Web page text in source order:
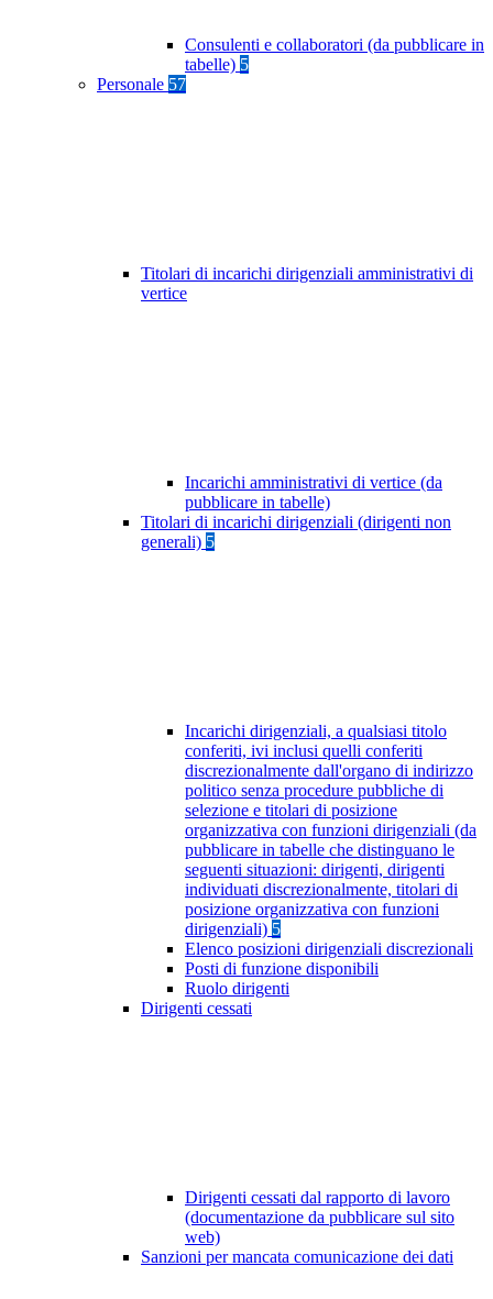
Consulenti e collaboratori (da pubblicare in
tabelle) 5
Personale 57
Titolari di incarichi dirigenziali amministrativi di
vertice
Incarichi amministrativi di vertice (da
pubblicare in tabelle)
Titolari di incarichi dirigenziali (dirigenti non
generali) 5
Incarichi dirigenziali, a qualsiasi titolo
conferiti, ivi inclusi quelli conferiti
discrezionalmente dall'organo di indirizzo
politico senza procedure pubbliche di
selezione e titolari di posizione
organizzativa con funzioni dirigenziali (da
pubblicare in tabelle che distinguano le
seguenti situazioni: dirigenti, dirigenti
individuati discrezionalmente, titolari di
posizione organizzativa con funzioni
dirigenziali) 5
Elenco posizioni dirigenziali discrezionali
Posti di funzione disponibili
Ruolo dirigenti
Dirigenti cessati
Dirigenti cessati dal rapporto di lavoro
(documentazione da pubblicare sul sito
web)
Sanzioni per mancata comunicazione dei dati